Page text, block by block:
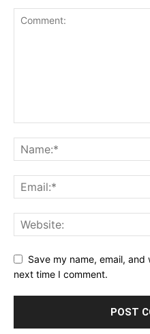
Save my name, email,
next time I comment.